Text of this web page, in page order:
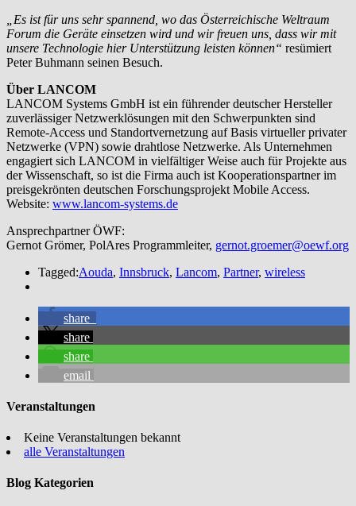
„Es ist für uns sehr spannend, wo das Österreichische Weltraum
Forum die Geräte einsetzen wird und wir freuen uns, dass wir mit
unsere Technologie hier Unterstützung leisten können“ resümiert
Peter Buhmann seinen Besuch.
Über LANCOM
LANCOM Systems GmbH ist ein führender deutscher Hersteller
zuverlässiger Netzwerklösungen mit den Schwerpunkten sind
Remote-Access und Standortvernetzung auf Basis virtueller privater
Netzwerke (VPN) sowie drahtlose Netzwerke. Als Unternehmen
engagiert sich LANCOM in vielfältiger Weise auch für Projekte aus
der Wissenschaft, so ist die Firma auch ist Kooperationspartner im
preisgekrönten deutschen Forschungsprojekt Mobile Access.
Website: www.lancom-systems.de
Ansprechpartner ÖWF:
Gernot Grömer, PolAres Programmleiter, gernot.groemer@oewf.org
Tagged:Aouda, Innsbruck, Lancom, Partner, wireless
share
share
share
email
Veranstaltungen
Keine Veranstaltungen bekannt
alle Veranstaltungen
Blog Kategorien